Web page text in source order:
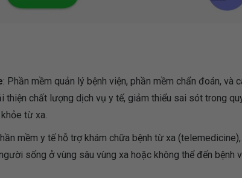
: Phần mềm quản lý bệnh viện, phần mềm chẩn đoán, và
thiện chất lượng dịch vụ y tế, giảm thiểu sai sót trong
từ xa.
mềm y tế hỗ trợ khám chữa bệnh từ xa
sống ở vùng sâu vùng xa hoặc không thể đến bệnh